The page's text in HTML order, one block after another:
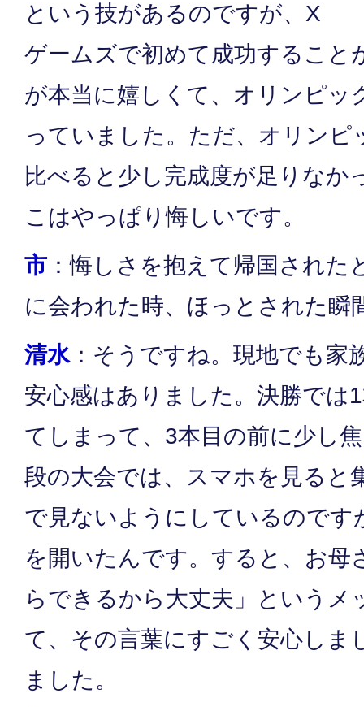
という技があるのですが、X
ゲームズで初めて成功すること
が本当に嬉しくて、オリンピッ
っていました。ただ、オリンピ
比べると少し完成度が足りなか
こはやっぱり悔しいです。
市 ：悔しさを抱えて帰国された
に会われた時、ほっとされた瞬
清水：そうですね。現地でも家
安心感はありました。決勝では
てしまって、3本目の前に少し
段の大会では、スマホを見ると
で見ないようにしているのです
を開いたんです。すると、お母
らできるから大丈夫」というメ
て、その言葉にすごく安心しま
ました。